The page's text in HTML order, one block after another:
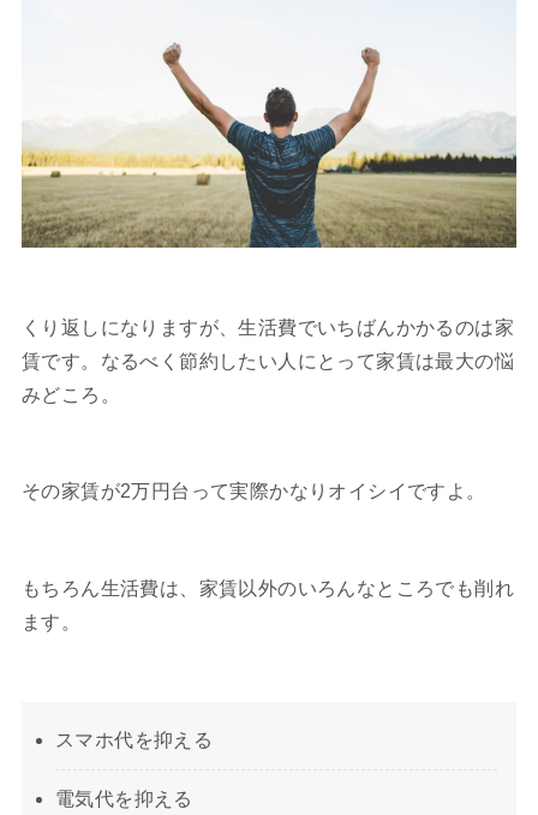
くり返しになりますが、生活費でいちばんかかるのは家
賃です。なるべく節約したい人にとって家賃は最大の悩
みどころ。
その家賃が2万円台って実際かなりオイシイですよ。
もちろん生活費は、家賃以外のいろんなところでも削れ
ます。
スマホ代を抑える
電気代を抑える